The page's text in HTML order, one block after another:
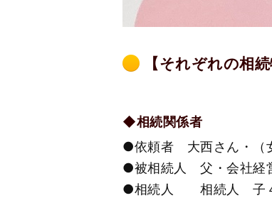
【それぞれの相
◆相続関係者
●依頼者 大西さん・（
●被相続人 父・会社経
●相続人 相続人 子４人